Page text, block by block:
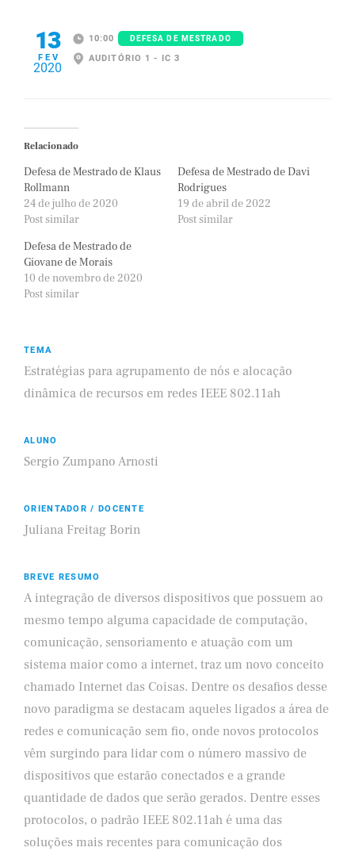
13
FEV
2020
10:00 DEFESA DE MESTRADO
AUDITÓRIO 1 - IC 3
Relacionado
Defesa de Mestrado de Klaus
Rollmann
24 de julho de 2020
Post similar
Defesa de Mestrado de Davi
Rodrigues
19 de abril de 2022
Post similar
Defesa de Mestrado de
Giovane de Morais
10 de novembro de 2020
Post similar
TEMA
Estratégias para agrupamento de nós e alocação
dinâmica de recursos em redes IEEE 802.11ah
ALUNO
Sergio Zumpano Arnosti
ORIENTADOR / DOCENTE
Juliana Freitag Borin
BREVE RESUMO
A integração de diversos dispositivos que possuem ao
mesmo tempo alguma capacidade de computação,
comunicação, sensoriamento e atuação com um
sistema maior como a internet, traz um novo conceito
chamado Internet das Coisas. Dentre os desafios desse
novo paradigma se destacam aqueles ligados a área de
redes e comunicação sem fio, onde novos protocolos
vêm surgindo para lidar com o número massivo de
dispositivos que estarão conectados e a grande
quantidade de dados que serão gerados. Dentre esses
protocolos, o padrão IEEE 802.11ah é uma das
soluções mais recentes para comunicação dos